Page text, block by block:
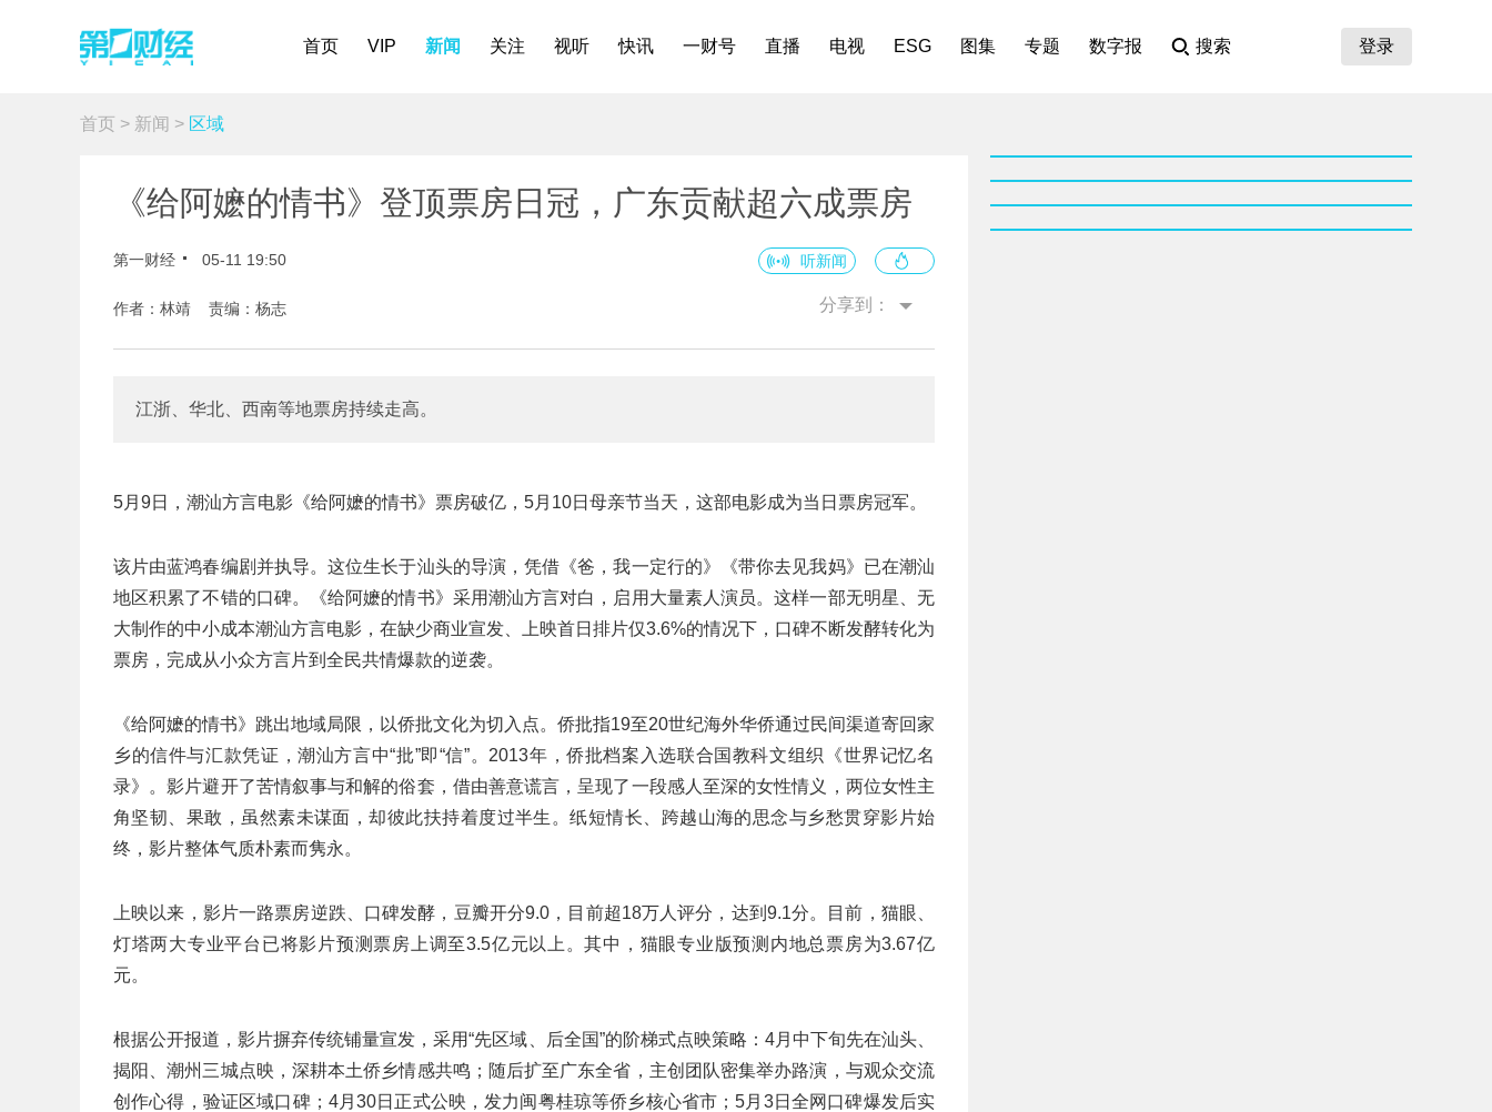
首页 VIP 新闻 关注 视听 快讯 一财号 直播 电视 ESG 图集 专题 数字报 搜索 登录
首页 > 新闻 > 区域
《给阿嬷的情书》登顶票房日冠，广东贡献超六成票房
第一财经 05-11 19:50 听新闻
作者：林靖 责编：杨志 分享到：
江浙、华北、西南等地票房持续走高。
5月9日，潮汕方言电影《给阿嬷的情书》票房破亿，5月10日母亲节当天，这部电影成为当日票房冠军。
该片由蓝鸿春编剧并执导。这位生长于汕头的导演，凭借《爸，我一定行的》《带你去见我妈》已在潮汕
地区积累了不错的口碑。《给阿嬷的情书》采用潮汕方言对白，启用大量素人演员。这样一部无明星、无
大制作的中小成本潮汕方言电影，在缺少商业宣发、上映首日排片仅3.6%的情况下，口碑不断发酵转化为
票房，完成从小众方言片到全民共情爆款的逆袭。
《给阿嬷的情书》跳出地域局限，以侨批文化为切入点。侨批指19至20世纪海外华侨通过民间渠道寄回家
乡的信件与汇款凭证，潮汕方言中“批”即“信”。2013年，侨批档案入选联合国教科文组织《世界记忆名
录》。影片避开了苦情叙事与和解的俗套，借由善意谎言，呈现了一段感人至深的女性情义，两位女性主
角坚韧、果敢，虽然素未谋面，却彼此扶持着度过半生。纸短情长、跨越山海的思念与乡愁贯穿影片始
终，影片整体气质朴素而隽永。
上映以来，影片一路票房逆跌、口碑发酵，豆瓣开分9.0，目前超18万人评分，达到9.1分。目前，猫眼、
灯塔两大专业平台已将影片预测票房上调至3.5亿元以上。其中，猫眼专业版预测内地总票房为3.67亿
元。
根据公开报道，影片摒弃传统铺量宣发，采用“先区域、后全国”的阶梯式点映策略：4月中下旬先在汕头、
揭阳、潮州三城点映，深耕本土侨乡情感共鸣；随后扩至广东全省，主创团队密集举办路演，与观众交流
创作心得，验证区域口碑；4月30日正式公映，发力闽粤桂琼等侨乡核心省市；5月3日全网口碑爆发后实